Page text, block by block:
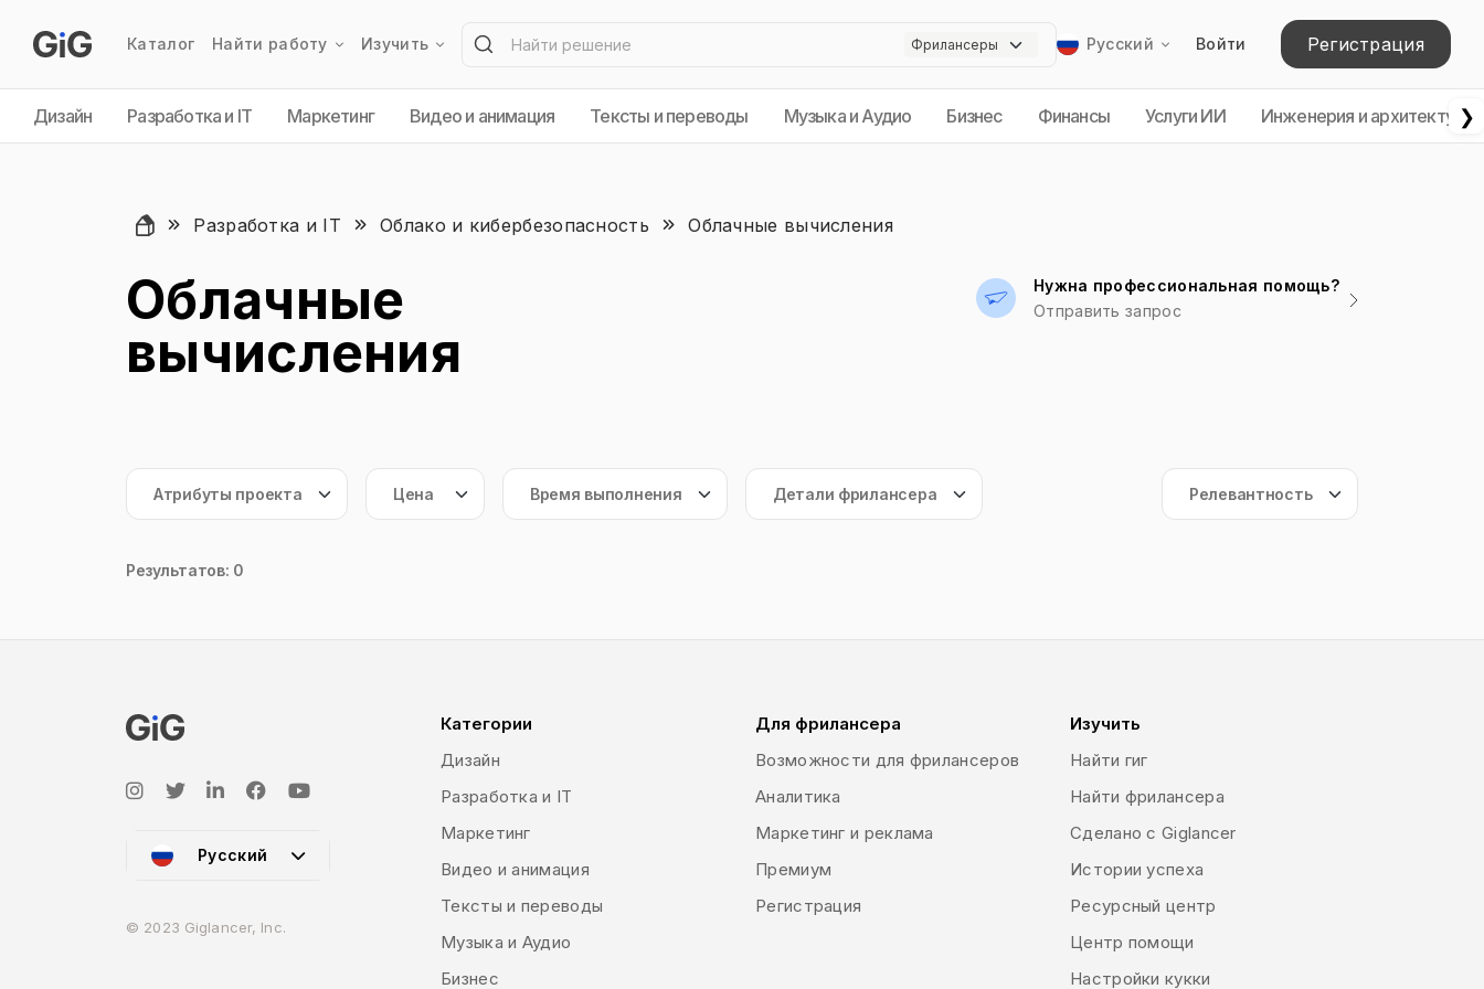
Каталог Найти работу Изучить Русский Войти Регистрация
Дизайн Разработка и IT Маркетинг Видео и анимация Тексты и переводы Музыка и Аудио Бизнес Финансы Услуги ИИ Инженерия и архитектура
❯
Разработка и IT Облако и кибербезопасность Облачные вычисления
Облачные
вычисления
Нужна профессиональная помощь?
Отправить запрос
Результатов: 0
Русский
© 2023 Giglancer, Inc.
Категории
Дизайн
Разработка и IT
Маркетинг
Видео и анимация
Тексты и переводы
Музыка и Аудио
Бизнес
Для фрилансера
Возможности для фрилансеров
Аналитика
Маркетинг и реклама
Премиум
Регистрация
Изучить
Найти гиг
Найти фрилансера
Сделано с Giglancer
Истории успеха
Ресурсный центр
Центр помощи
Настройки кукки